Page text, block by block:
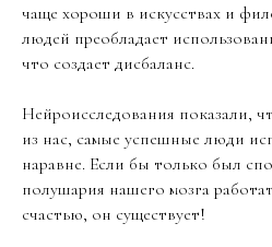
чаще хороши в искусствах и
людей преобладает
что создает дисбаланс.
Нейроисследования показали,
из нас, самые успешные люди
наравне. Если бы только был
полушария нашего мозга
счастью, он существует!